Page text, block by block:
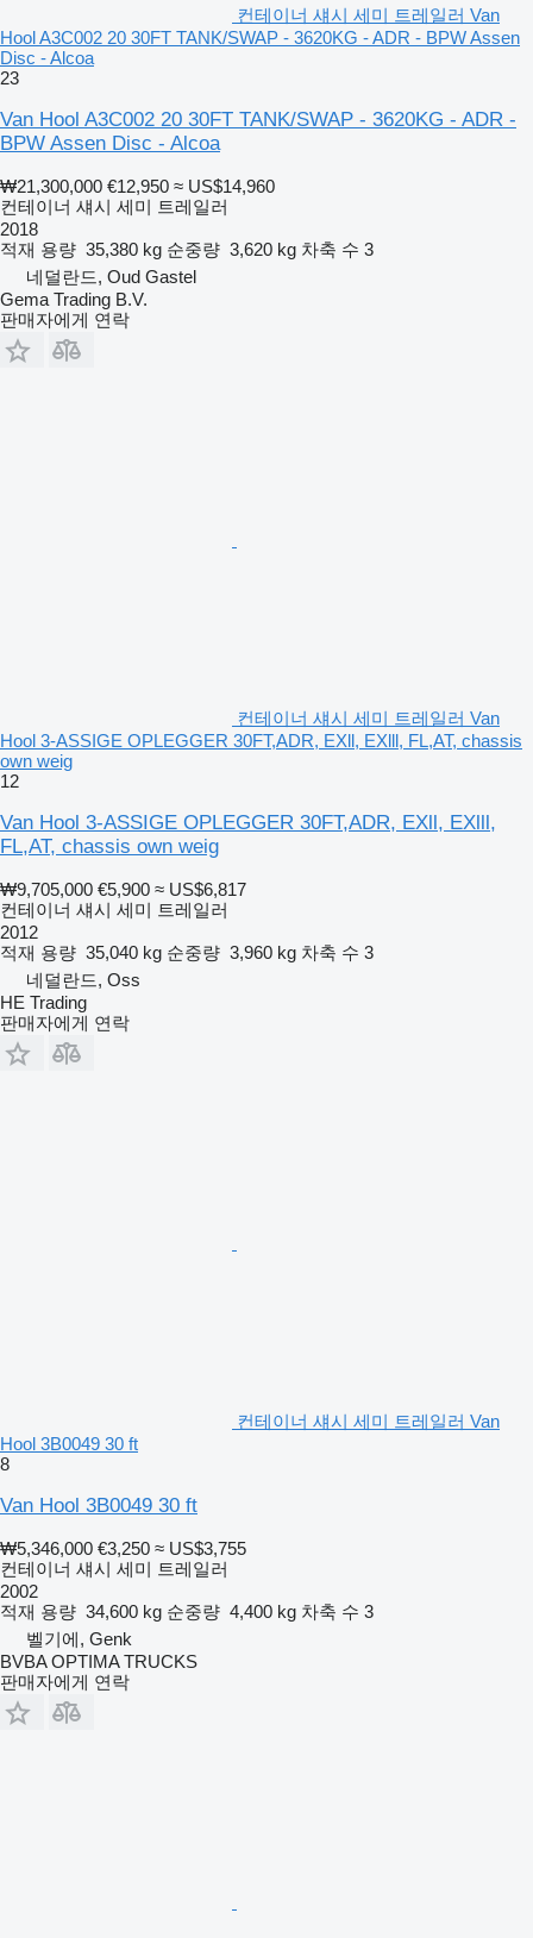
컨테이너 섀시 세미 트레일러 Van
Hool A3C002 20 30FT TANK/SWAP - 3620KG - ADR - BPW Assen
Disc - Alcoa
23
Van Hool A3C002 20 30FT TANK/SWAP - 3620KG - ADR -
BPW Assen Disc - Alcoa
₩21,300,000 €12,950 ≈ US$14,960
컨테이너 섀시 세미 트레일러
2018
적재 용량 35,380 kg 순중량 3,620 kg 차축 수 3
네덜란드, Oud Gastel
Gema Trading B.V.
판매자에게 연락
컨테이너 섀시 세미 트레일러 Van
Hool 3-ASSIGE OPLEGGER 30FT,ADR, EXll, EXlll, FL,AT, chassis
own weig
12
Van Hool 3-ASSIGE OPLEGGER 30FT,ADR, EXll, EXlll,
FL,AT, chassis own weig
₩9,705,000 €5,900 ≈ US$6,817
컨테이너 섀시 세미 트레일러
2012
적재 용량 35,040 kg 순중량 3,960 kg 차축 수 3
네덜란드, Oss
HE Trading
판매자에게 연락
컨테이너 섀시 세미 트레일러 Van
Hool 3B0049 30 ft
8
Van Hool 3B0049 30 ft
₩5,346,000 €3,250 ≈ US$3,755
컨테이너 섀시 세미 트레일러
2002
적재 용량 34,600 kg 순중량 4,400 kg 차축 수 3
벨기에, Genk
BVBA OPTIMA TRUCKS
판매자에게 연락